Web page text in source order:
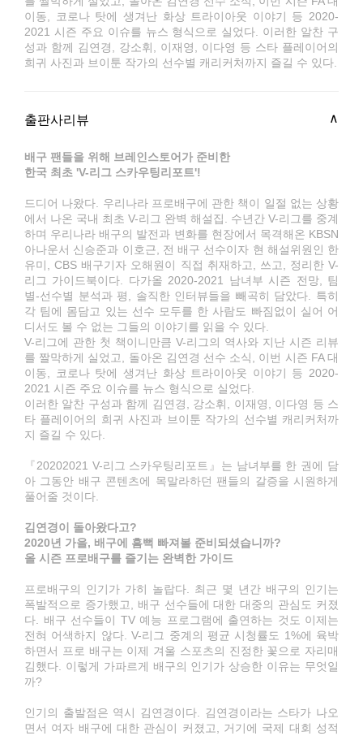
이동, 코로나 탓에 생겨난 화상 트라이아웃 이야기 등 2020-
2021 시즌 주요 이슈를 뉴스 형식으로 실었다. 이러한 알찬 구
성과 함께 김연경, 강소휘, 이재영, 이다영 등 스타 플레이어의
희귀 사진과 브이툰 작가의 선수별 캐리커처까지 즐길 수 있다.
출판사리뷰
배구 팬들을 위해 브레인스토어가 준비한
한국 최초 'V-리그 스카우팅리포트'!
드디어 나왔다. 우리나라 프로배구에 관한 책이 일절 없는 상황
에서 나온 국내 최초 V-리그 완벽 해설집. 수년간 V-리그를 중계
하며 우리나라 배구의 발전과 변화를 현장에서 목격해온 KBSN
아나운서 신승준과 이호근, 전 배구 선수이자 현 해설위원인 한
유미, CBS 배구기자 오해원이 직접 취재하고, 쓰고, 정리한 V-
리그 가이드북이다. 다가올 2020-2021 남녀부 시즌 전망, 팀
별-선수별 분석과 평, 솔직한 인터뷰들을 빼곡히 담았다. 특히
각 팀에 몸담고 있는 선수 모두를 한 사람도 빠짐없이 실어 어
디서도 볼 수 없는 그들의 이야기를 읽을 수 있다.
V-리그에 관한 첫 책이니만큼 V-리그의 역사와 지난 시즌 리뷰
를 짤막하게 실었고, 돌아온 김연경 선수 소식, 이번 시즌 FA 대
이동, 코로나 탓에 생겨난 화상 트라이아웃 이야기 등 2020-
2021 시즌 주요 이슈를 뉴스 형식으로 실었다.
이러한 알찬 구성과 함께 김연경, 강소휘, 이재영, 이다영 등 스
타 플레이어의 희귀 사진과 브이툰 작가의 선수별 캐리커처까
지 즐길 수 있다.
『20202021 V-리그 스카우팅리포트』는 남녀부를 한 권에 담
아 그동안 배구 콘텐츠에 목말라하던 팬들의 갈증을 시원하게
풀어줄 것이다.
김연경이 돌아왔다고?
2020년 가을, 배구에 흠뻑 빠져볼 준비되셨습니까?
올 시즌 프로배구를 즐기는 완벽한 가이드
프로배구의 인기가 가히 놀랍다. 최근 몇 년간 배구의 인기는
폭발적으로 증가했고, 배구 선수들에 대한 대중의 관심도 커졌
다. 배구 선수들이 TV 예능 프로그램에 출연하는 것도 이제는
전혀 어색하지 않다. V-리그 중계의 평균 시청률도 1%에 육박
하면서 프로 배구는 이제 겨울 스포츠의 진정한 꽃으로 자리매
김했다. 이렇게 가파르게 배구의 인기가 상승한 이유는 무엇일
까?
인기의 출발점은 역시 김연경이다. 김연경이라는 스타가 나오
면서 여자 배구에 대한 관심이 커졌고, 거기에 국제 대회 성적